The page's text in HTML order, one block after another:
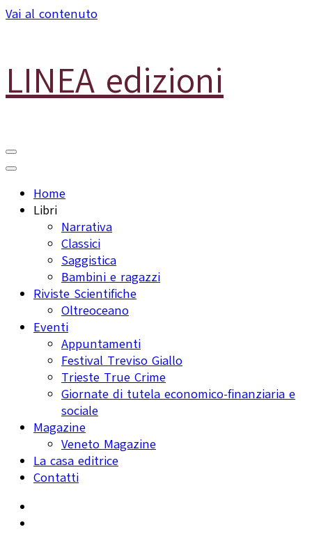
Vai al contenuto
LINEA edizioni
Home
Libri
Narrativa
Classici
Saggistica
Bambini e ragazzi
Riviste Scientifiche
Oltreoceano
Eventi
Appuntamenti
Festival Treviso Giallo
Trieste True Crime
Giornate di tutela economico-finanziaria e
sociale
Magazine
Veneto Magazine
La casa editrice
Contatti